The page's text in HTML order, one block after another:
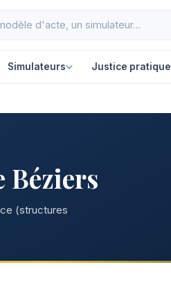
Simulateurs Justice pratique
Béziers
(structures